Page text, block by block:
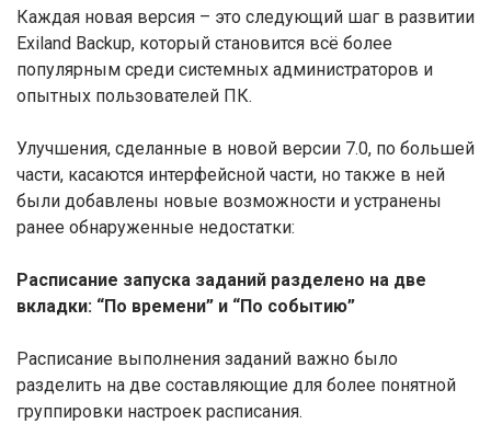
Каждая новая версия – это следующий шаг в развитии
Exiland Backup, который становится всё более
популярным среди системных администраторов и
опытных пользователей ПК.
Улучшения, сделанные в новой версии 7.0, по большей
части, касаются интерфейсной части, но также в ней
были добавлены новые возможности и устранены
ранее обнаруженные недостатки:
Расписание запуска заданий разделено на две
вкладки: “По времени” и “По событию”
Расписание выполнения заданий важно было
разделить на две составляющие для более понятной
группировки настроек расписания.